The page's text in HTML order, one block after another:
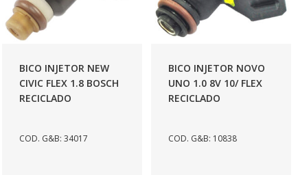
BICO INJETOR NEW
CIVIC FLEX 1.8 BOSCH
RECICLADO
COD. G&B: 34017
BICO INJETOR NOVO
UNO 1.0 8V 10/ FLEX
RECICLADO
COD. G&B: 10838